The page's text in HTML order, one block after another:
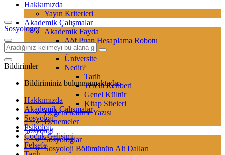
Hakkımızda
Yayın Kriterleri
Akademik Çalışmalar
Akademik Fayda
Aöf Puan Hesaplama Robotu
Sertifika
Üniversite
Nedir?
Tarih
Tercih Rehberi
Genel Kültür
Kitap Siteleri
Değerlendirme Yazısı
Denemeler
Sosyoloji
Sosyologlar
Sosyoloji Bölümünün Alt Dalları
Sosyologer
Bildirimler
Bildiriminiz bulunmamaktadır.
Hakkımızda
Akademik Çalışmalar
Sosyoloji
Psikoloji
Çocuk Gelişimi
Felsefe